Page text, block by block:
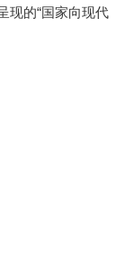
现的“国家向现代